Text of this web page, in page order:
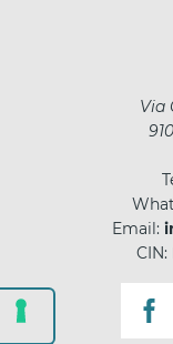
Via
Email:
CIN: